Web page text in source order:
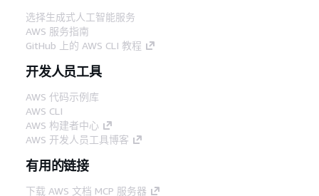
选择生成式人工智能服务
AWS 服务指南
GitHub 上的 AWS CLI 教程
开发人员工具
AWS 代码示例库
AWS CLI
AWS 构建者中心
AWS 开发人员工具博客
有用的链接
下载 AWS 文档 MCP 服务器